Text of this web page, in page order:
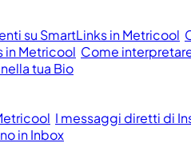
su SmartLinks in Metricool
in Metricool Come
tua Bio
I messaggi diretti di
in Inbox